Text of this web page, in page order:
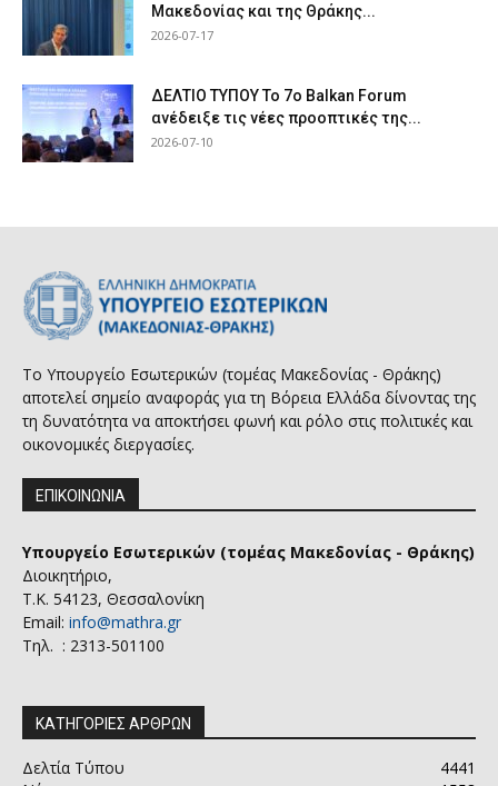
Μακεδονίας και της Θράκης...
2026-07-17
ΔΕΛΤΙΟ ΤΥΠΟΥ Το 7ο Balkan Forum
ανέδειξε τις νέες προοπτικές της...
2026-07-10
Το Υπουργείο Εσωτερικών (τομέας Μακεδονίας - Θράκης)
αποτελεί σημείο αναφοράς για τη Βόρεια Ελλάδα δίνοντας της
τη δυνατότητα να αποκτήσει φωνή και ρόλο στις πολιτικές και
οικονομικές διεργασίες.
ΕΠΙΚΟΙΝΩΝΙΑ
Υπουργείο Εσωτερικών (τομέας Μακεδονίας - Θράκης)
Διοικητήριο,
Τ.Κ. 54123, Θεσσαλονίκη
Email: info@mathra.gr
Τηλ. : 2313-501100
ΚΑΤΗΓΟΡΙΕΣ ΑΡΘΡΩΝ
Δελτία Τύπου
4441